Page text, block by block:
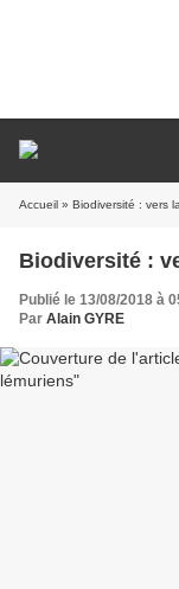
Accueil » Biodiversité : vers
Biodiversité :
Publié le 13/08/2018 à
Par Alain GYRE